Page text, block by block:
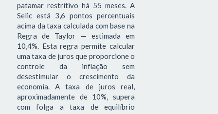
patamar restritivo há 55 meses. A
Selic está 3,6 pontos percentuais
acima da taxa calculada com base na
Regra de Taylor — estimada em
10,4%. Esta regra permite calcular
uma taxa de juros que proporcione o
controle da inflação sem
desestimular o crescimento da
economia. A taxa de juros real,
aproximadamente de 10%, supera
com folga a taxa de equilíbrio